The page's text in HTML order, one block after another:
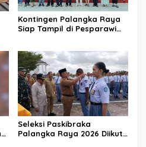
Kontingen Palangka Raya
Siap Tampil di Pesparawi
Seleksi Paskibraka
Palangka Raya 2026 Diikuti